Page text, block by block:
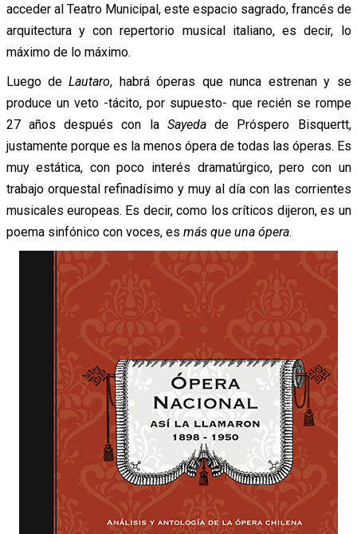
acceder al Teatro Municipal, este espacio sagrado, francés de
arquitectura y con repertorio musical italiano, es decir, lo
máximo de lo máximo.
Luego deLautaro, habrá óperas que nunca estrenan y se
produce un veto -tácito, por supuesto- que recién se rompe
27 años después con la Sayedade Próspero Bisquertt,
justamente porque es la menos ópera de todas las óperas. Es
muy estática, con poco interés dramatúrgico, pero con un
trabajo orquestal refinadísimo y muy al día con las corrientes
musicales europeas. Es decir, como los críticos dijeron, es un
poema sinfónico con voces, es más que una ópera.